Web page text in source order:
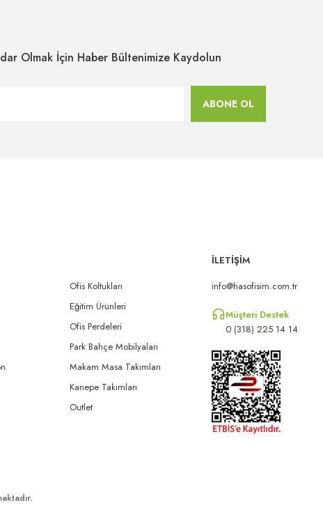
Olmak İçin Haber Bültenimize Kaydolun
ABONE OL
Ofis Koltukları
Eğitim Ürünleri
Ofis Perdeleri
Park Bahçe Mobilyaları
Makam Masa Takımları
Kanepe Takımları
Outlet
İLETİŞİM
info@hasofisim.com.tr
Müşteri Destek
0 (318) 225 14 14